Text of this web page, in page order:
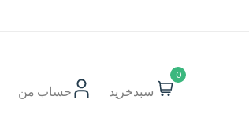
0
سبدخرید حساب‌ من